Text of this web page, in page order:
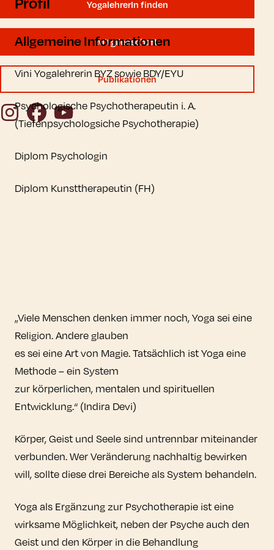
YogalehrerIn finden
Mitgliedschaft
Publikationen
InstagramFacebookYouTube
Allgemeine Informationen
Vini Yogalehrerin BYZ sowie BDY/EYU
Psychologische Psychotherapeutin i. A.
(Tiefenpsychologsiche Psychotherapie)
Diplom Psychologin
Diplom Kunsttherapeutin (FH)
„Viele Menschen denken immer noch, Yoga sei eine
Religion. Andere glauben
es sei eine Art von Magie. Tatsächlich ist Yoga eine
Methode – ein System
zur körperlichen, mentalen und spirituellen
Entwicklung.“ (Indira Devi)
Körper, Geist und Seele sind untrennbar miteinander
verbunden. Wer Veränderung nachhaltig bewirken
will, sollte diese drei Bereiche als System behandeln.
Yoga als Ergänzung zur Psychotherapie ist eine
wirksame Möglichkeit, neben der Psyche auch den
Geist und den Körper in die Behandlung